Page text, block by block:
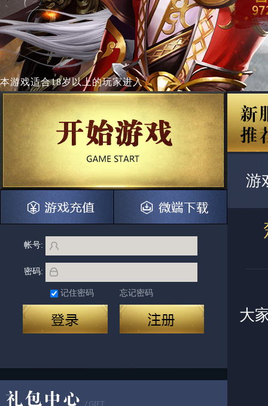
本游戏适合18岁以上的玩家进入
帐号:
密码:
记住密码 忘记密码
游
大